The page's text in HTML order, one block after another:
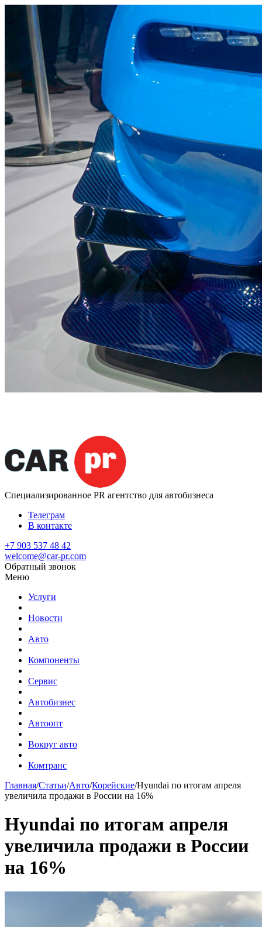
Специализированное PR агентство для автобизнеса
Телеграм
В контакте
+7 903 537 48 42
welcome@car-pr.com
Обратный звонок
Меню
Услуги
Новости
Авто
Компоненты
Сервис
Автобизнес
Автоопт
Вокруг авто
Комтранс
Главная/Статьи/Авто/Корейские/Hyundai по итогам апреля
увеличила продажи в России на 16%
Hyundai по итогам апреля
увеличила продажи в России
на 16%